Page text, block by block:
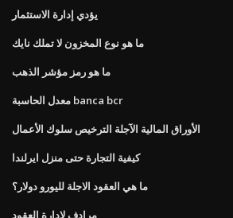
يؤدي إدارة الاستثمار
ما هو نوع المخزون لا تملك نايك
ما هو رمز مؤشر الذهب
معدل الحاسبة banca bcr
الأوراق المالية الآجلة الترخيص سلوك الأعمال
كيفية التجارة حتى منزل ايرلندا
ما هي العقود الاجلة لليورو دولار؟
مرادف لإدارة العقود